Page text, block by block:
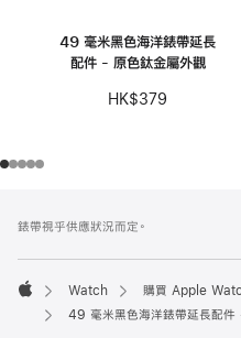
49 毫米黑色海洋錶帶延長
配件 - 原色鈦金屬外觀
HK$379
腳
腳
錶帶視乎供應狀況而定。
Apple
Watch
購買 Apple
49 毫米黑色海洋錶帶延長配件